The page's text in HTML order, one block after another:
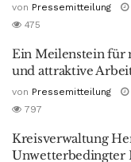
von Pressemitteilung
475
Ein Meilenstein für
und attraktive
von Pressemitteilung
797
Kreisverwaltung
Unwetterbedingter